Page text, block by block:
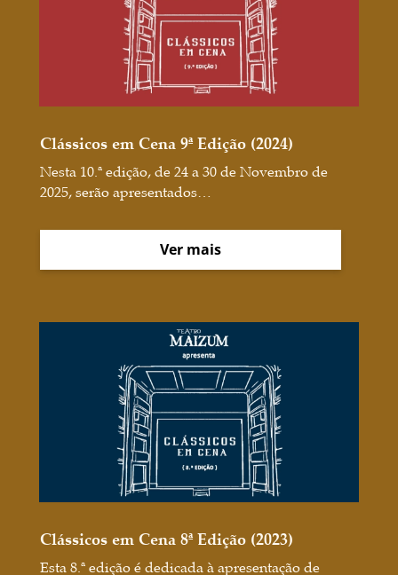
Clássicos em Cena 9ª Edição (2024)
Nesta 10.ª edição, de 24 a 30 de Novembro de
2025, serão apresentados…
Ver mais
Clássicos em Cena 8ª Edição (2023)
Esta 8.ª edição é dedicada à apresentação de